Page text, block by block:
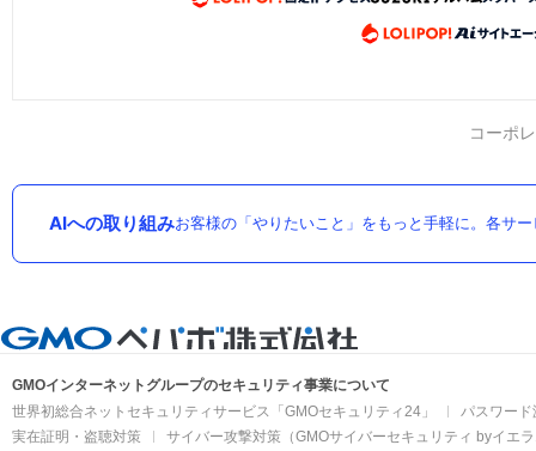
コーポ
AIへの取り組みお客様の「やりたいこと」をもっと手軽に。各サ
GMOインターネットグループのセキュリティ事業について
世界初総合ネットセキュリティサービス「GMOセキュリティ24」
パスワー
実在証明・盗聴対策
サイバー攻撃対策（GMOサイバーセキュリティ byイエ